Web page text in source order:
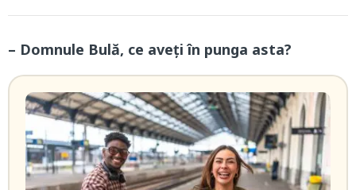
– Domnule Bulă, ce aveți în punga asta?